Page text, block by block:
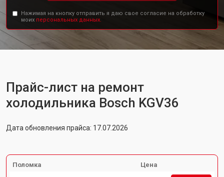
Нажимая на кнопку отправить я даю свое согласие на обработку
моих персональных данных.
Прайс-лист на ремонт
холодильника Bosch KGV36
Дата обновления прайса: 17.07.2026
Поломка Цена